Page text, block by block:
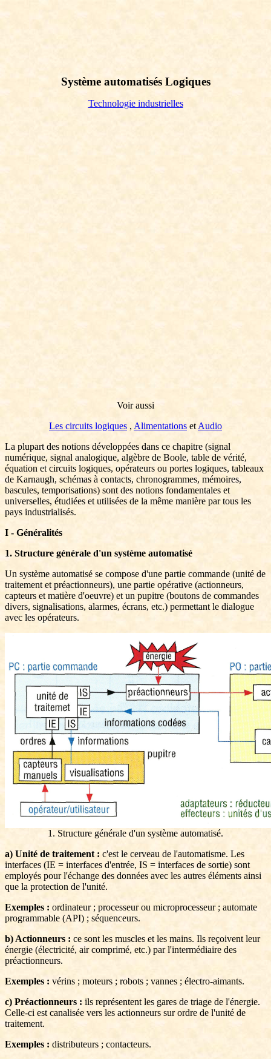
Système automatisés Logiques
Technologie industrielles
Voir aussi
Les circuits logiques , Alimentations et Audio
La plupart des notions développées dans ce chapitre (signal
numérique, signal analogique, algèbre de Boole, table de vérité,
équation et circuits logiques, opérateurs ou portes logiques, tableaux
de Karnaugh, schémas à contacts, chronogrammes, mémoires,
bascules, temporisations) sont des notions fondamentales et
universelles, étudiées et utilisées de la même manière par tous les
pays industrialisés.
I - Généralités
1. Structure générale d'un système automatisé
Un système automatisé se compose d'une partie commande (unité de
traitement et préactionneurs), une partie opérative (actionneurs,
capteurs et matière d'oeuvre) et un pupitre (boutons de commandes
divers, signalisations, alarmes, écrans, etc.) permettant le dialogue
avec les opérateurs.
1. Structure générale d'un système automatisé.
a) Unité de traitement : c'est le cerveau de l'automatisme. Les
interfaces (IE = interfaces d'entrée, IS = interfaces de sortie) sont
employés pour l'échange des données avec les autres éléments ainsi
que la protection de l'unité.
Exemples : ordinateur ; processeur ou microprocesseur ; automate
programmable (API) ; séquenceurs.
b) Actionneurs : ce sont les muscles et les mains. Ils reçoivent leur
énergie (électricité, air comprimé, etc.) par l'intermédiaire des
préactionneurs.
Exemples : vérins ; moteurs ; robots ; vannes ; électro-aimants.
c) Préactionneurs : ils représentent les gares de triage de l'énergie.
Celle-ci est canalisée vers les actionneurs sur ordre de l'unité de
traitement.
Exemples : distributeurs ; contacteurs.